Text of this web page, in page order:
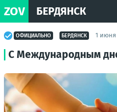
ZOV БЕРДЯНСК
ОФИЦИАЛЬНО БЕРДЯНСК 1 июня
С Международным